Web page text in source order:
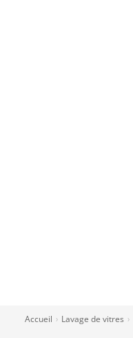
Accueil › Lavage de vitres ›